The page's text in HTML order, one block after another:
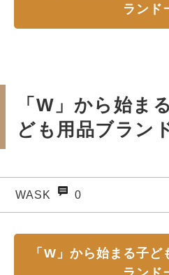
ランド
「W」から始ま
ども用品ブラン
WASK 0
「W」から始まる子